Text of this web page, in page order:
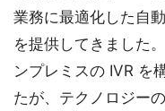
業務に最適化した自
を提供してきました
ンプレミスの IVR を
たが、テクノロジー